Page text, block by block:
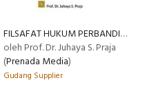
RECOMMENDED
FILSAFAT HUKUM PERBANDINGAN ANTAR Mazhab-Mazhab
oleh Prof. Dr. Juhaya S. Praja
(Prenada Media)
Gudang Supplier